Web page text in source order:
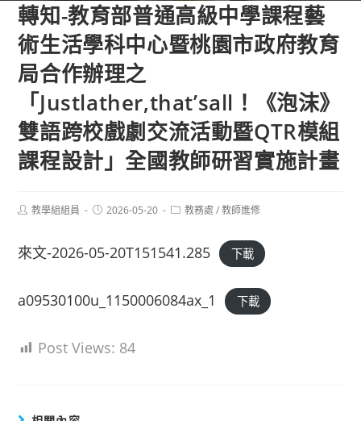
轉知-教育部普通高級中學課程藝
術生活學科中心暨桃園市政府教育
局合作辦理之
「Justlather,that’sall！《泡沫》
雙語跨校戲劇交流活動暨QTR模組
課程設計」全國教師研習實施計畫
Post教學組組員
Post2026-05-20
Post教務處 / 教師進修
來文-2026-05-20T151541.285 下載
a09530100u_1150006084ax_1 下載
Post Views: 84